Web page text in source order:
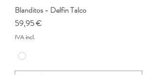
Blanditos - Delfin Talco
Preço
59,95 €
IVA incl.